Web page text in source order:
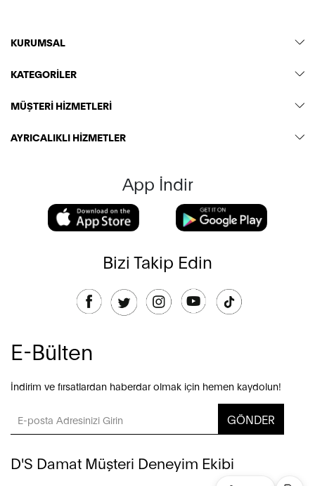
KURUMSAL
KATEGORİLER
MÜŞTERİ HİZMETLERİ
AYRICALIKLI HİZMETLER
App İndir
Bizi Takip Edin
E-Bülten
İndirim ve fırsatlardan haberdar olmak için hemen kaydolun!
GÖNDER
D'S Damat Müşteri Deneyim Ekibi